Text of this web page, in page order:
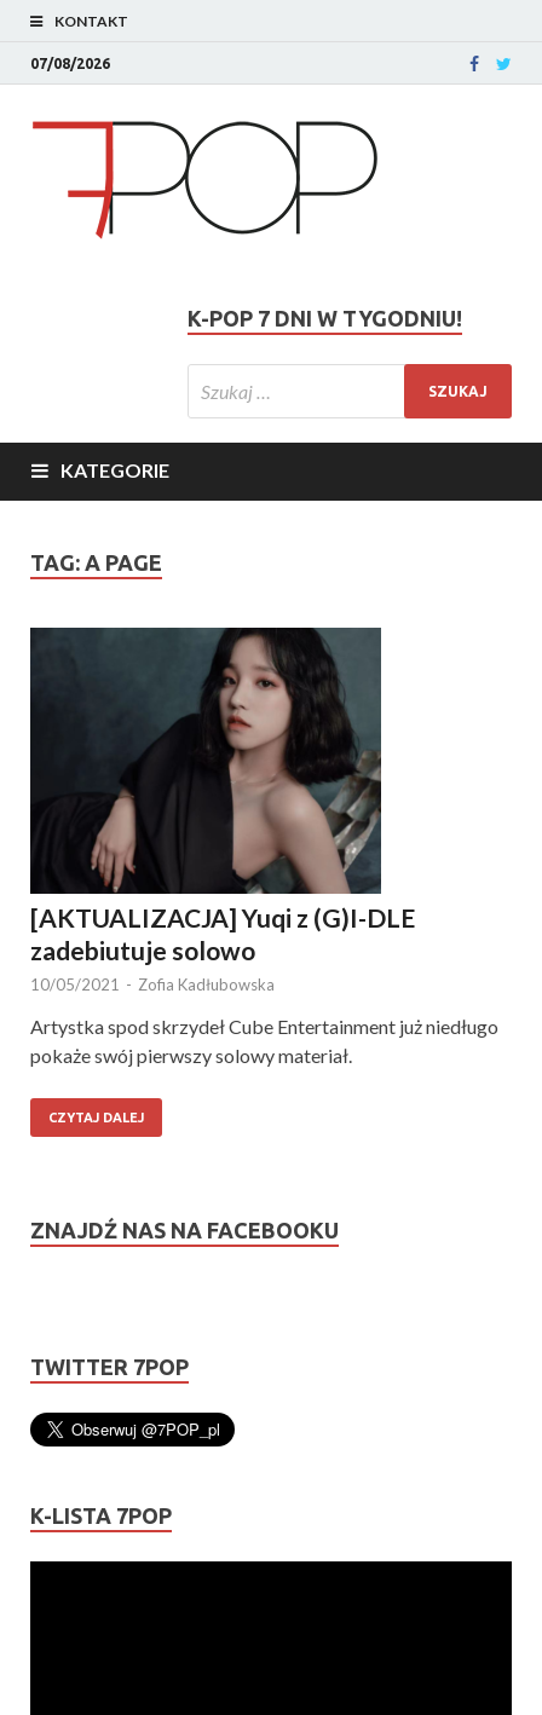
KONTAKT
07/08/2026
K-POP 7 DNI W TYGODNIU!
KATEGORIE
TAG: A PAGE
[AKTUALIZACJA] Yuqi z (G)I-DLE
zadebiutuje solowo
10/05/2021 - Zofia Kadłubowska
Artystka spod skrzydeł Cube Entertainment już niedługo
pokaże swój pierwszy solowy materiał.
CZYTAJ DALEJ
ZNAJDŹ NAS NA FACEBOOKU
TWITTER 7POP
K-LISTA 7POP